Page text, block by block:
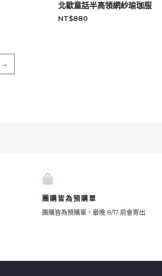
北歐童話半高領網紗瑜珈服
NT$880
→
團購皆為預購單
團購皆為預購單，最晚 8/17 前會寄出